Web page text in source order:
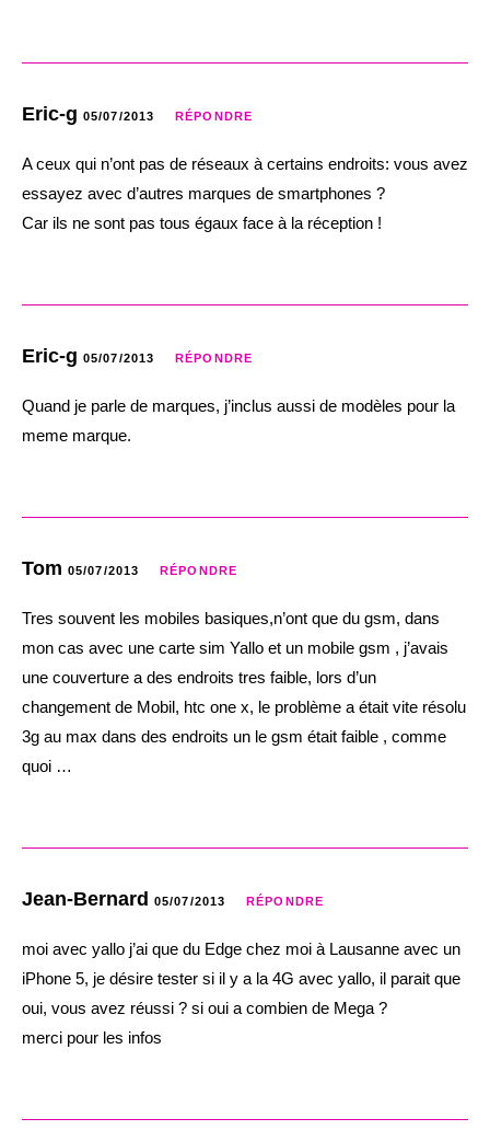
Eric-g 05/07/2013 RÉPONDRE
A ceux qui n’ont pas de réseaux à certains endroits: vous avez
essayez avec d’autres marques de smartphones ?
Car ils ne sont pas tous égaux face à la réception !
Eric-g 05/07/2013 RÉPONDRE
Quand je parle de marques, j’inclus aussi de modèles pour la
meme marque.
Tom 05/07/2013 RÉPONDRE
Tres souvent les mobiles basiques,n’ont que du gsm, dans
mon cas avec une carte sim Yallo et un mobile gsm , j’avais
une couverture a des endroits tres faible, lors d’un
changement de Mobil, htc one x, le problème a était vite résolu
3g au max dans des endroits un le gsm était faible , comme
quoi …
Jean-Bernard 05/07/2013 RÉPONDRE
moi avec yallo j’ai que du Edge chez moi à Lausanne avec un
iPhone 5, je désire tester si il y a la 4G avec yallo, il parait que
oui, vous avez réussi ? si oui a combien de Mega ?
merci pour les infos